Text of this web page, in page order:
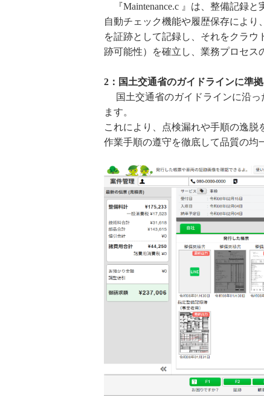
『Maintenance.c 』は、整備記録
自動チェック機能や履歴保存によ
を証跡として記録し、それをクラ
跡可能性）を確立し、業務プロセス
2：国土交通省のガイドラインに準
国土交通省のガイドラインに沿っ
ます。
これにより、点検漏れや手順の逸脱
作業手順の遵守を徹底して品質の均